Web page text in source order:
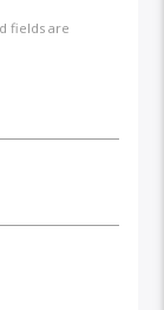
fields are